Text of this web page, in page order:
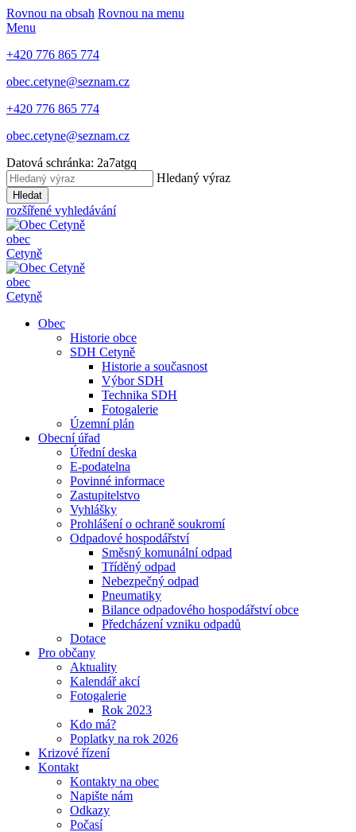
Rovnou na obsah Rovnou na menu
Menu
+420 776 865 774
obec.cetyne@seznam.cz
+420 776 865 774
obec.cetyne@seznam.cz
Datová schránka: 2a7atgq
Hledaný výraz
Hledat
rozšířené vyhledávání
obec
Cetyně
obec
Cetyně
Obec
Historie obce
SDH Cetyně
Historie a současnost
Výbor SDH
Technika SDH
Fotogalerie
Územní plán
Obecní úřad
Úřední deska
E-podatelna
Povinné informace
Zastupitelstvo
Vyhlášky
Prohlášení o ochraně soukromí
Odpadové hospodářství
Směsný komunální odpad
Tříděný odpad
Nebezpečný odpad
Pneumatiky
Bilance odpadového hospodářství obce
Předcházení vzniku odpadů
Dotace
Pro občany
Aktuality
Kalendář akcí
Fotogalerie
Rok 2023
Kdo má?
Poplatky na rok 2026
Krizové řízení
Kontakt
Kontakty na obec
Napište nám
Odkazy
Počasí